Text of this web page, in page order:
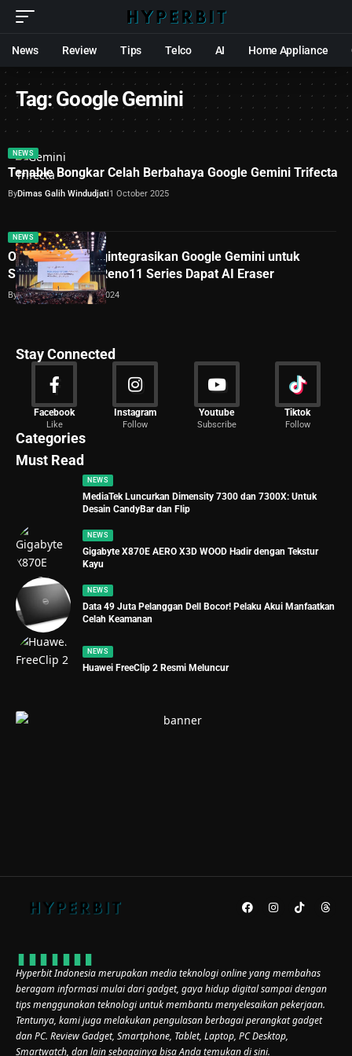
News Review Tips Telco AI Home Appliance
Tag:Google Gemini
NEWS
Tenable Bongkar Celah Berbahaya Google Gemini Trifecta
ByDimas Galih Windudjati1 October 2025
NEWS
OPPO akan Mengintegrasikan Google Gemini untuk
Smartphone AI, Reno11 Series Dapat AI Eraser
ByLukman Azis17 April 2024
Stay Connected
Facebook
Like
Instagram
Follow
Youtube
Subscribe
Tiktok
Follow
Categories
News
2027 Articles
Must Read
NEWS
MediaTek Luncurkan Dimensity 7300 dan 7300X: Untuk
Desain CandyBar dan Flip
NEWS
Gigabyte X870E AERO X3D WOOD Hadir dengan Tekstur
Kayu
NEWS
Data 49 Juta Pelanggan Dell Bocor! Pelaku Akui Manfaatkan
Celah Keamanan
NEWS
Huawei FreeClip 2 Resmi Meluncur
Hyperbit Indonesia merupakan media teknologi online yang membahas
beragam informasi mulai dari gadget, gaya hidup digital sampai dengan
tips menggunakan teknologi untuk membantu menyelesaikan pekerjaan.
Tentunya, kami juga melakukan pengulasan berbagai perangkat gadget
dan PC. Review Gadget, Smartphone, Tablet, Laptop, PC Desktop,
Smartwatch, dan lain sebagainya bisa Anda temukan di sini.